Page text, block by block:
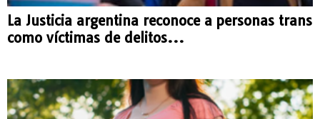
La Justicia argentina reconoce a personas trans
como víctimas de delitos...